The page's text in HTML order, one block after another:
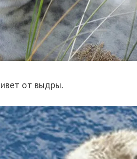
от выдры.